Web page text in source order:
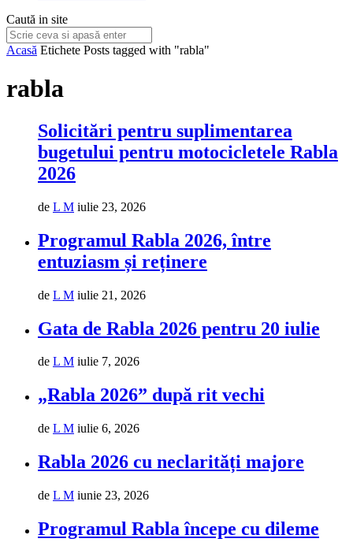
Caută in site
Acasă Etichete Posts tagged with "rabla"
rabla
Solicitări pentru suplimentarea
bugetului pentru motocicletele Rabla
2026
de L M iulie 23, 2026
Programul Rabla 2026, între
entuziasm și reținere
de L M iulie 21, 2026
Gata de Rabla 2026 pentru 20 iulie
de L M iulie 7, 2026
„Rabla 2026” după rit vechi
de L M iulie 6, 2026
Rabla 2026 cu neclarități majore
de L M iunie 23, 2026
Programul Rabla începe cu dileme